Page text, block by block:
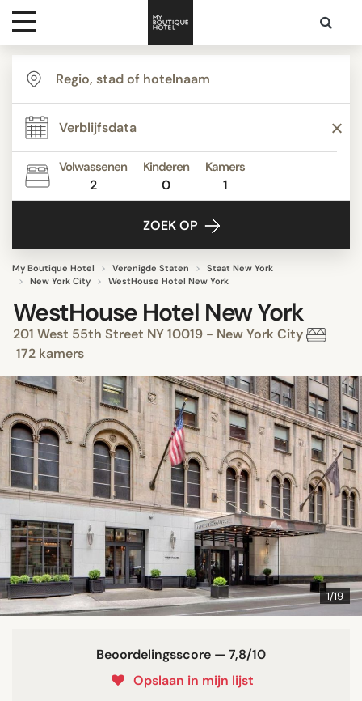
Bestemmingen
Hoteltypes
Contact
Volwassenen
2
Kinderen
0
Kamers
1
ZOEK OP
My Boutique Hotel Verenigde Staten
Staat New York
New York City
WestHouse Hotel New York
WestHouse Hotel New York
201 West 55th Street NY 10019 - New York City
172 kamers
1/19
Beoordelingsscore — 7,8/10
Opslaan in mijn lijst